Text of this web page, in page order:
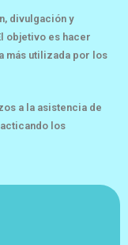
divulgación y
objetivo es hacer
más utilizada por los
a la asistencia de
los